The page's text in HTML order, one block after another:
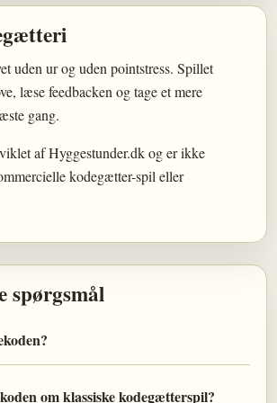
uden ur og uden pointstress. Spillet
læse feedbacken og tage et mere
gang.
af Hyggestunder.dk og er ikke
kodegætter-spil eller
spørgsmål
om klassiske kodegætterspil?